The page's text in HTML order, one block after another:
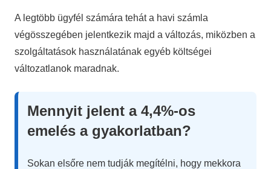
A legtöbb ügyfél számára tehát a havi számla
végösszegében jelentkezik majd a változás, miközben a
szolgáltatások használatának egyéb költségei
változatlanok maradnak.
Mennyit jelent a 4,4%-os
emelés a gyakorlatban?
Sokan elsőre nem tudják megítélni, hogy mekkora